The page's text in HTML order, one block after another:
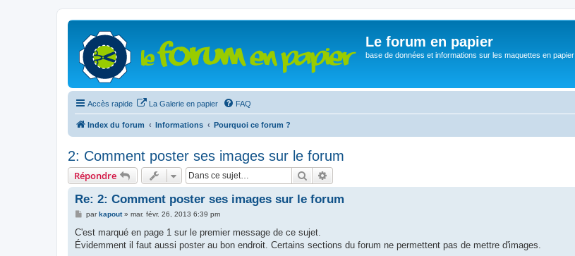
Le forum en papier
base de données et informations sur les maquettes en papier
Accès rapide La Galerie en papier FAQ
Index du forum Informations Pourquoi ce forum ?
2: Comment poster ses images sur le forum
Répondre Rechercher
Re: 2: Comment poster ses images sur le forum
M
s
a
parkapout» mar. févr. 26, 2013 6:39 pm
C'est marqué en page 1 sur le premier message de ce sujet.
Évidemment il faut aussi poster au bon endroit. Certains sections du forum ne permettent pas de mettre d'images.